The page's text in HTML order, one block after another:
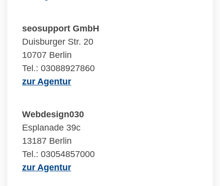
seosupport GmbH
Duisburger Str. 20
10707 Berlin
Tel.: 03088927860
zur Agentur
Webdesign030
Esplanade 39c
13187 Berlin
Tel.: 03054857000
zur Agentur